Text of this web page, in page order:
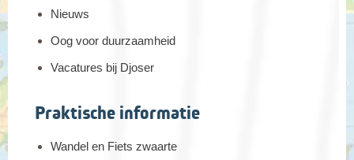
Nieuws
Oog voor duurzaamheid
Vacatures bij Djoser
Praktische informatie
Wandel en Fiets zwaarte